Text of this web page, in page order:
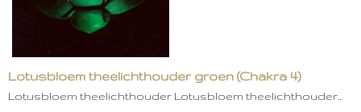
Lotusbloem theelichthouder groen (Chakra 4)
Lotusbloem theelichthouder Lotusbloem theelichthouder…